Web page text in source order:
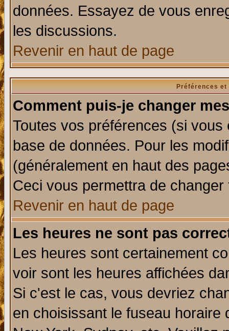
données. Essayez de vous
les discussions.
Revenir en haut de page
Préférences
Comment puis-je changer
Toutes vos préférences (si
base de données. Pour les
(généralement en haut des
Ceci vous permettra de
Revenir en haut de page
Les heures ne sont pas
Les heures sont certainement
voir sont les heures affichées
Si c'est le cas, vous devriez
en choisissant le fuseau